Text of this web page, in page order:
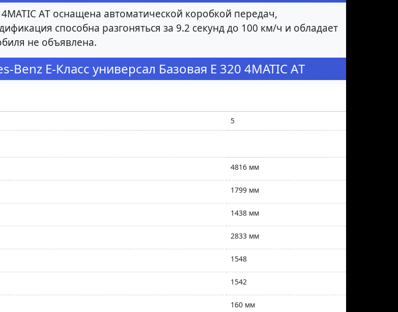
АT оснащена автоматической коробкой передач,
способна разгоняться за 9.2 секунд до 100 км/ч и обладает
не объявлена.
Benz E-Класс универсал Базовая E 320 4MATIC АT
5
4816 мм
1799 мм
1438 мм
2833 мм
1548
1542
160 мм